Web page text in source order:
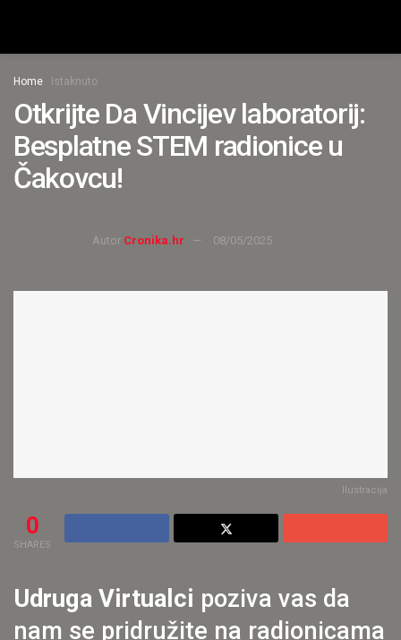
Home Istaknuto
Otkrijte Da Vincijev laboratorij:
Besplatne STEM radionice u
Čakovcu!
Autor Cronika.hr 08/05/2025
Ilustracija
0
SHARES
Udruga Virtualci poziva vas da
nam se pridružite na radionicama